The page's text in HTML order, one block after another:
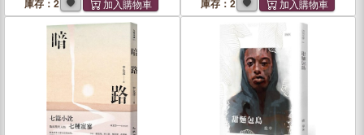
庫存：2 庫存：2